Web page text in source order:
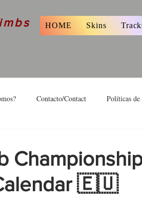
HOME Skins
Contacto/Contact Políticas
🇪🇺